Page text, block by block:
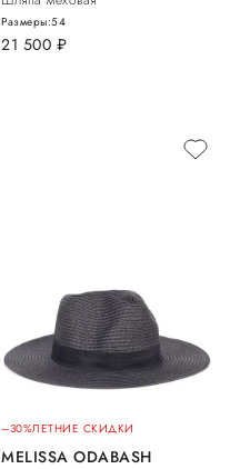
21 500 руб.
Размеры:54
–30%ЛЕТНИЕ СКИДКИ
MELISSA ODABASH